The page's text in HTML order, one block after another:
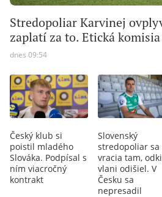
Stredopoliar Karvinej
zaplatí za to. Etická
dnes 09:54
Český klub si
poistil mladého
Slováka. Podpísal s
ním viacročný
kontrakt
Slovenský
stredopoliar sa
vracia tam,
vlani odišiel. V
Česku sa
nepresadil